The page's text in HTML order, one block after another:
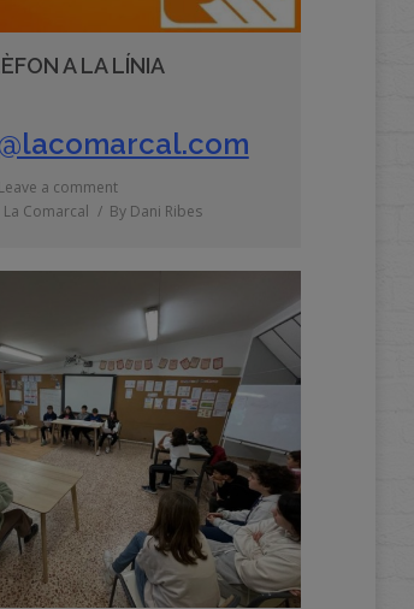
A LA LÍNIA
Leave a comment
La Comarcal By Dani Ribes